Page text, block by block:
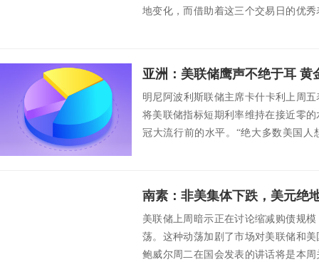
地变化，而借助着这三个交易日的优
亚洲：美联储鹰声不绝于耳 黄
明尼阿波利斯联储主席卡什卡利上周
将美联储指标短期利率维持在接近零
冠大流行前的水平。“绝大多数美国
南素：非美集体下跌，美元绝
美联储上周暗示正在讨论缩减购债规
荡。这种动荡加剧了市场对美联储和
鲍威尔周二在国会发表的讲话将是本